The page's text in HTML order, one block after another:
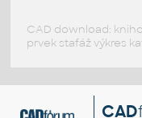
CAD download:
prvek stafáž výkres
CAD